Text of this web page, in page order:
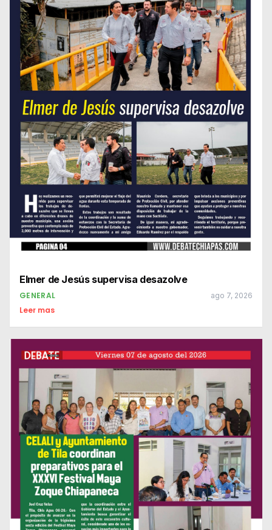
Elmer de Jesús supervisa desazolve
GENERAL ago 7, 2026
Leer mas